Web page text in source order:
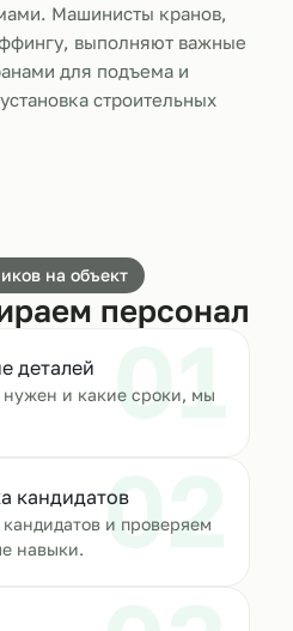
Машинисты кранов,
выполняют важные
для подъема и
строительных
на объект
персонал
01
деталей
нужен и какие сроки, мы
02
кандидатов
и проверяем
навыки.